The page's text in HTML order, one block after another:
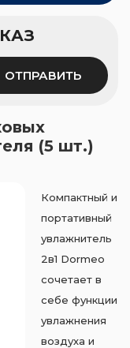
ОТПРАВИТЬ
(5 шт.)
Компактный и
портативный
увлажнитель
2в1 Dormeo
сочетает в
себе функции
увлажнения
воздуха и